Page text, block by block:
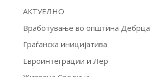
АКТУЕЛНО
Вработување во општина Дебрца
Граѓанска иницијатива
Евроинтеграции и Лер